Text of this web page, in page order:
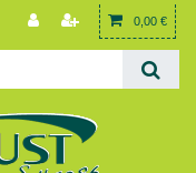
0,00 €